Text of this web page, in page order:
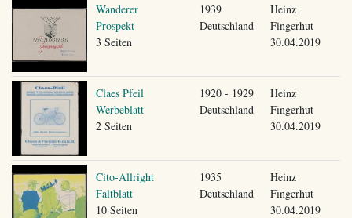
Wanderer
Prospekt
3 Seiten
1939
Deutschland
Heinz
Fingerhut
30.04.2019
Claes Pfeil
Werbeblatt
2 Seiten
1920 - 1929
Deutschland
Heinz
Fingerhut
30.04.2019
Cito-Allright
Faltblatt
10 Seiten
1935
Deutschland
Heinz
Fingerhut
30.04.2019